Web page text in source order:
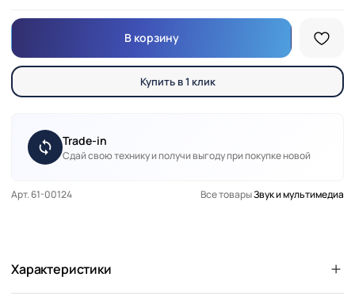
В корзину
Купить в 1 клик
Trade-in
Сдай свою технику и получи выгоду при покупке новой
Арт. 61-00124 Все товарыЗвук и мультимедиа
Характеристики